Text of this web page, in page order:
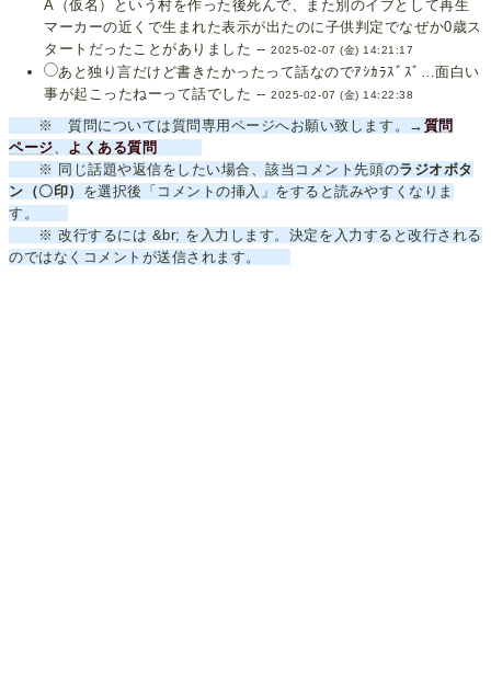
A（仮名）という村を作った後死んで、また別のイブとして再生
マーカーの近くで生まれた表示が出たのに子供判定でなぜか0歳ス
タートだったことがありました --2025-02-07 (金) 14:21:17
あと独り言だけど書きたかったって話なのでｱｼｶﾗｽﾞｽﾞ…面白い
事が起こったねーって話でした --2025-02-07 (金) 14:22:38
※ 質問については質問専用ページへお願い致します。→ 質問
ページ、 よくある質問
※ 同じ話題や返信をしたい場合、該当コメント先頭のラジオボタ
ン（〇印） を選択後「コメントの挿入」をすると読みやすくなりま
す。
※ 改行するには &br; を入力します。決定を入力すると改行される
のではなくコメントが送信されます。